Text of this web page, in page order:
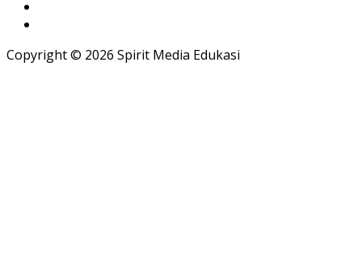
Copyright © 2026 Spirit Media Edukasi